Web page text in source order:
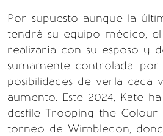
Por supuesto aunque la
tendrá su equipo médico,
realizaría con su esposo y
sumamente controlada,
posibilidades de verla cada
aumento. Este 2024, Kate
desfile Trooping the
torneo de Wimbledon,